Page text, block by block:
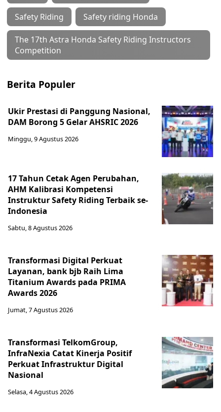
Safety Riding Safety riding Honda
The 17th Astra Honda Safety Riding Instructors
Competition
Berita Populer
Ukir Prestasi di Panggung Nasional,
DAM Borong 5 Gelar AHSRIC 2026
Minggu, 9 Agustus 2026
17 Tahun Cetak Agen Perubahan,
AHM Kalibrasi Kompetensi
Instruktur Safety Riding Terbaik se-
Indonesia
Sabtu, 8 Agustus 2026
Transformasi Digital Perkuat
Layanan, bank bjb Raih Lima
Titanium Awards pada PRIMA
Awards 2026
Jumat, 7 Agustus 2026
Transformasi TelkomGroup,
InfraNexia Catat Kinerja Positif
Perkuat Infrastruktur Digital
Nasional
Selasa, 4 Agustus 2026